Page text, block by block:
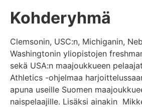
Kohderyhmä
Clemsonin, USC:n, Michiganin,
Washingtonin yliopistojen
sekä USA:n maajoukkueen
Athletics -ohjelmaa
apuna useille Suomen
naispelaajille. Lisäksi ainakin